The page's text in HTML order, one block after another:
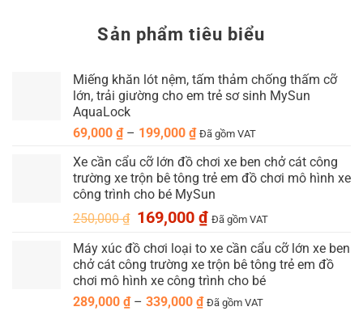
Sản phẩm tiêu biểu
Miếng khăn lót nệm, tấm thảm chống thấm cỡ
lớn, trải giường cho em trẻ sơ sinh MySun
AquaLock
69,000 ₫ – 199,000 ₫Khoảng
từ
69,000 ₫
đến
199,000 ₫
Đã gồm VAT
Xe cần cẩu cỡ lớn đồ chơi xe ben chở cát công
trường xe trộn bê tông trẻ em đồ chơi mô hình xe
công trình cho bé MySun
250,000₫ Giá
là:
250,000 ₫.
169,000 ₫Giá
hiện
tại
là:
169,000 ₫.
Đã gồm VAT
Máy xúc đồ chơi loại to xe cần cẩu cỡ lớn xe ben
chở cát công trường xe trộn bê tông trẻ em đồ
chơi mô hình xe công trình cho bé
289,000 ₫ – 339,000 ₫Khoảng
Đã gồm VAT